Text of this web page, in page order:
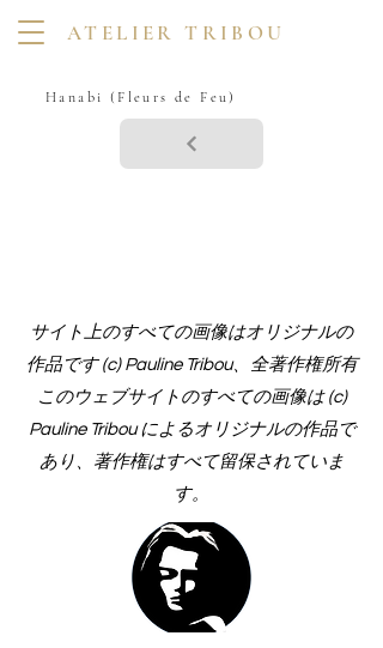
ATELIER TRIBOU
Hanabi (Fleurs de Feu)
サイト上のすべての画像はオリジナルの
作品です (c) Pauline Tribou、全著作権所有
このウェブサイトのすべての画像は (c)
Pauline Tribou によるオリジナルの作品で
あり、著作権はすべて留保されていま
す。